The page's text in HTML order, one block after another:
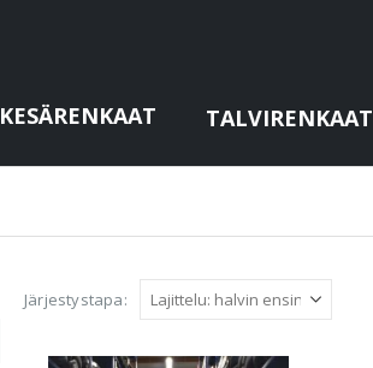
KESÄRENKAAT TALVIRENKAAT
Järjestystapa: